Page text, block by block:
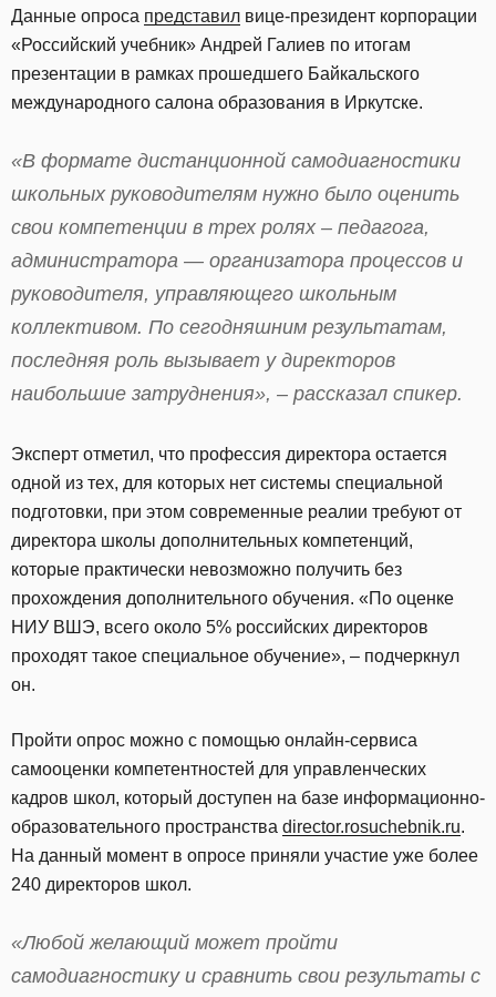
Данные опроса представил вице-президент корпорации
«Российский учебник» Андрей Галиев по итогам
презентации в рамках прошедшего Байкальского
международного салона образования в Иркутске.
«В формате дистанционной самодиагностики
школьных руководителям нужно было оценить
свои компетенции в трех ролях – педагога,
администратора — организатора процессов и
руководителя, управляющего школьным
коллективом. По сегодняшним результатам,
последняя роль вызывает у директоров
наибольшие затруднения», – рассказал спикер.
Эксперт отметил, что профессия директора остается
одной из тех, для которых нет системы специальной
подготовки, при этом современные реалии требуют от
директора школы дополнительных компетенций,
которые практически невозможно получить без
прохождения дополнительного обучения. «По оценке
НИУ ВШЭ, всего около 5% российских директоров
проходят такое специальное обучение», – подчеркнул
он.
Пройти опрос можно с помощью онлайн-сервиса
самооценки компетентностей для управленческих
кадров школ, который доступен на базе информационно-
образовательного пространства director.rosuchebnik.ru.
На данный момент в опросе приняли участие уже более
240 директоров школ.
«Любой желающий может пройти
самодиагностику и сравнить свои результаты с